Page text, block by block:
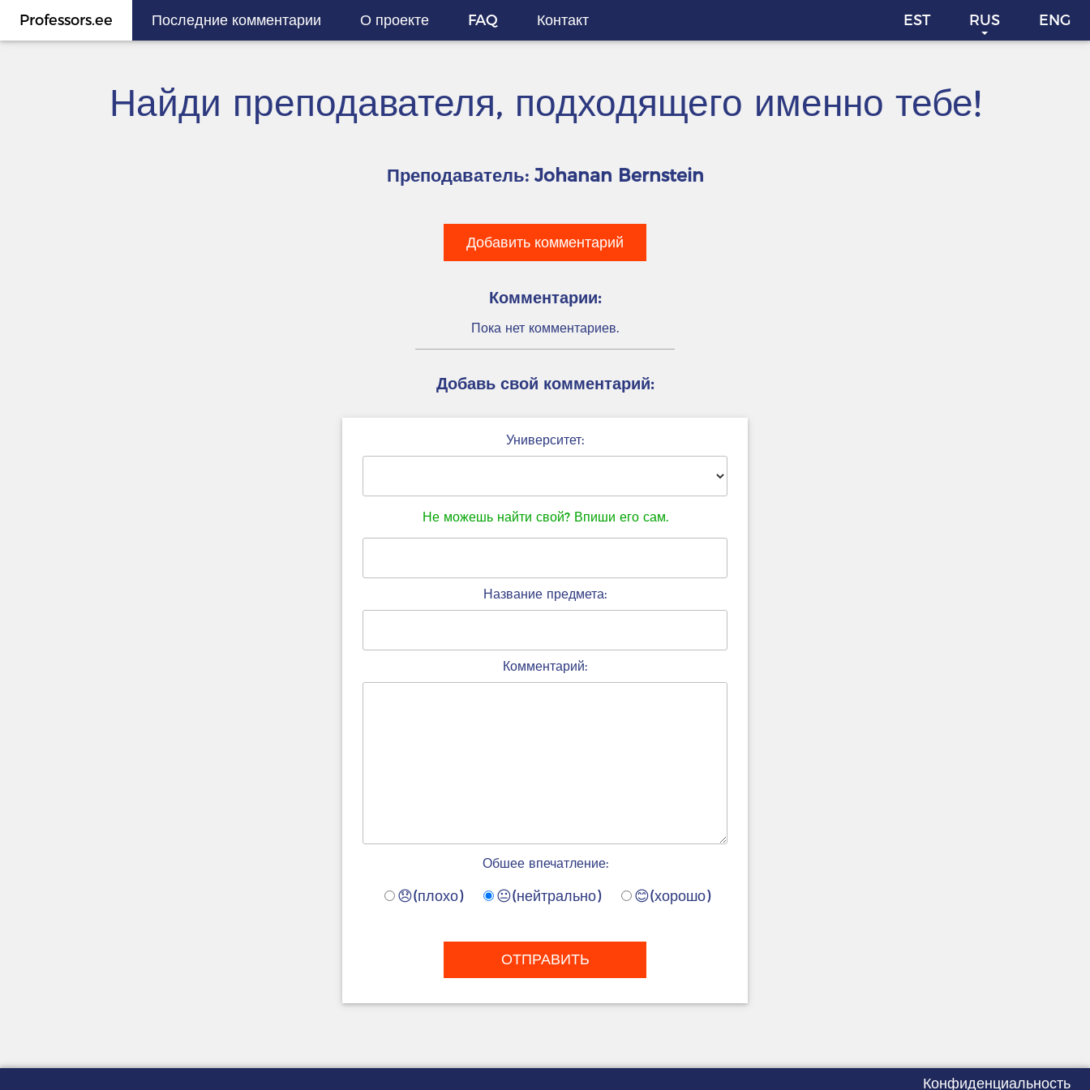
Professors.ee Последние комментарии О проекте FAQ Контакт EST RUS ENG
Найди преподавателя, подходящего именно тебе!
Преподаватель: Johanan Bernstein
Добавить комментарий
Комментарии:
Пока нет комментариев.
Добавь свой комментарий:
Университет:
Не можешь найти свой? Впиши его сам.
Название предмета:
Комментарий:
Обшее впечатление:
😞(плохо) 😐(нейтрально) 😊(хорошо)
Конфиденциальность